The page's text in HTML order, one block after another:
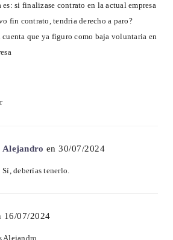
es: si finalizase contrato en la actual empresa
fin contrato, tendria derecho a paro?
cuenta que ya figuro como baja voluntaria en
Alejandro en 30/07/2024
Sí, deberías tenerlo.
16/07/2024
Alejandro,